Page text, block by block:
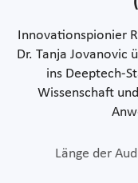
Innovationspionier
Dr. Tanja Jovanovic
ins Deeptech-
Wissenschaft
Länge der